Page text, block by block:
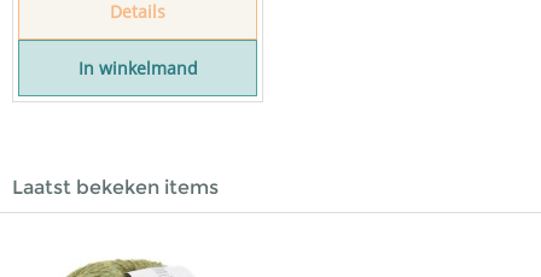
Details
In winkelmand
Laatst bekeken items